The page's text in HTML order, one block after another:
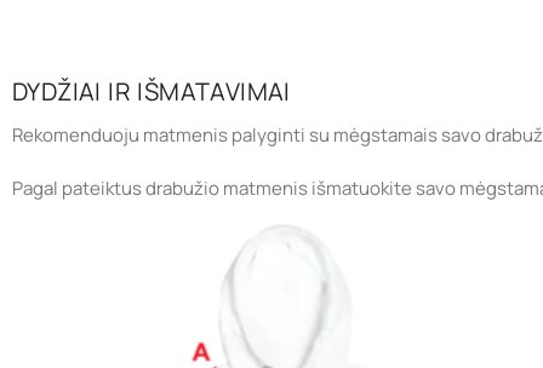
DYDŽIAI IR IŠMATAVIMAI
Rekomenduoju matmenis palyginti su mėgstamais savo
Pagal pateiktus drabužio matmenis išmatuokite savo